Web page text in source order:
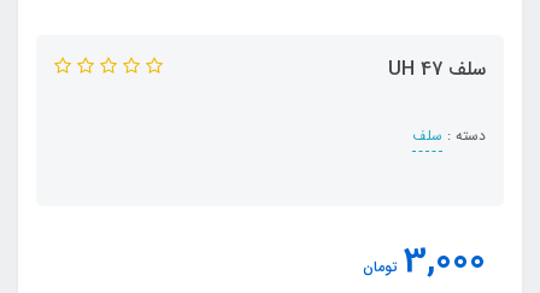
سلف 47 UH
دسته : سلف
3,000 تومان